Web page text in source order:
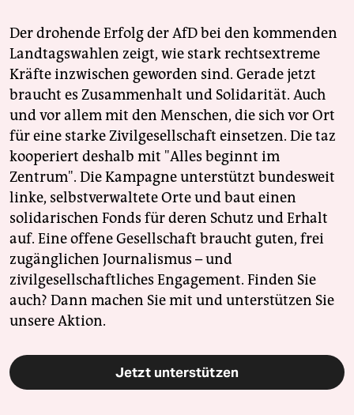
Der drohende Erfolg der AfD bei den kommenden
Landtagswahlen zeigt, wie stark rechtsextreme
Kräfte inzwischen geworden sind. Gerade jetzt
braucht es Zusammenhalt und Solidarität. Auch
und vor allem mit den Menschen, die sich vor Ort
für eine starke Zivilgesellschaft einsetzen. Die taz
kooperiert deshalb mit "Alles beginnt im
Zentrum". Die Kampagne unterstützt bundesweit
linke, selbstverwaltete Orte und baut einen
solidarischen Fonds für deren Schutz und Erhalt
auf. Eine offene Gesellschaft braucht guten, frei
zugänglichen Journalismus – und
zivilgesellschaftliches Engagement. Finden Sie
auch? Dann machen Sie mit und unterstützen Sie
unsere Aktion.
Jetzt unterstützen